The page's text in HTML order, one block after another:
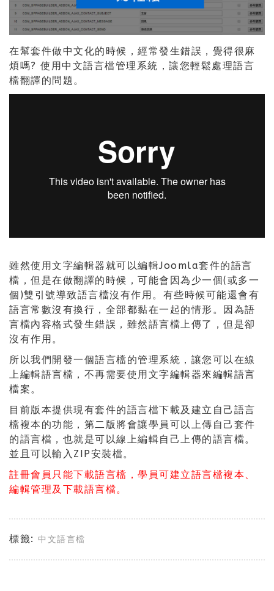
在幫套件做中文化的時候，經常發生錯誤，覺得很麻
煩嗎? 使用中文語言檔管理系統，讓您輕鬆處理語言
檔翻譯的問題。
雖然使用文字編輯器就可以編輯Joomla套件的語言
檔，但是在做翻譯的時候，可能會因為少一個(或多一
個)雙引號導致語言檔沒有作用。有些時候可能還會有
語言常數沒有換行，全部都黏在一起的情形。因為語
言檔內容格式發生錯誤，雖然語言檔上傳了，但是卻
沒有作用。
所以我們開發一個語言檔的管理系統，讓您可以在線
上編輯語言檔，不再需要使用文字編輯器來編輯語言
檔案。
目前版本提供現有套件的語言檔下載及建立自己語言
檔複本的功能，第二版將會讓學員可以上傳自己套件
的語言檔，也就是可以線上編輯自己上傳的語言檔。
並且可以輸入ZIP安裝檔。
註冊會員只能下載語言檔，學員可建立語言檔複本、
編輯管理及下載語言檔。
標籤: 中文語言檔